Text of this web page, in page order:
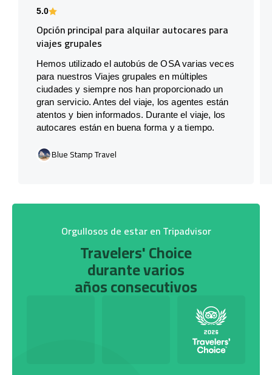
5.0
Opción principal para alquilar autocares para
viajes grupales
Hemos utilizado el autobús de OSA varias veces
para nuestros Viajes grupales en múltiples
ciudades y siempre nos han proporcionado un
gran servicio. Antes del viaje, los agentes están
atentos y bien informados. Durante el viaje, los
autocares están en buena forma y a tiempo.
Blue Stamp Travel
Orgullosos de estar en Tripadvisor
Travelers' Choice
durante varios
años consecutivos